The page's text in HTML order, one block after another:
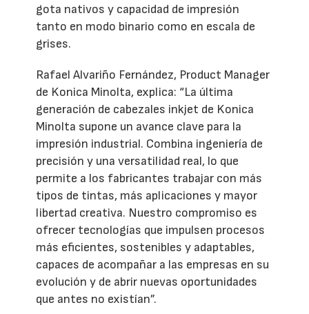
gota nativos y capacidad de impresión
tanto en modo binario como en escala de
grises.
Rafael Alvariño Fernández, Product Manager
de Konica Minolta, explica: “La última
generación de cabezales inkjet de Konica
Minolta supone un avance clave para la
impresión industrial. Combina ingeniería de
precisión y una versatilidad real, lo que
permite a los fabricantes trabajar con más
tipos de tintas, más aplicaciones y mayor
libertad creativa. Nuestro compromiso es
ofrecer tecnologías que impulsen procesos
más eficientes, sostenibles y adaptables,
capaces de acompañar a las empresas en su
evolución y de abrir nuevas oportunidades
que antes no existían”.